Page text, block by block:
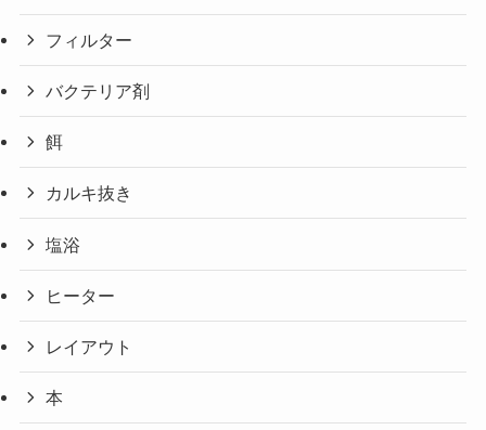
フィルター
バクテリア剤
餌
カルキ抜き
塩浴
ヒーター
レイアウト
本